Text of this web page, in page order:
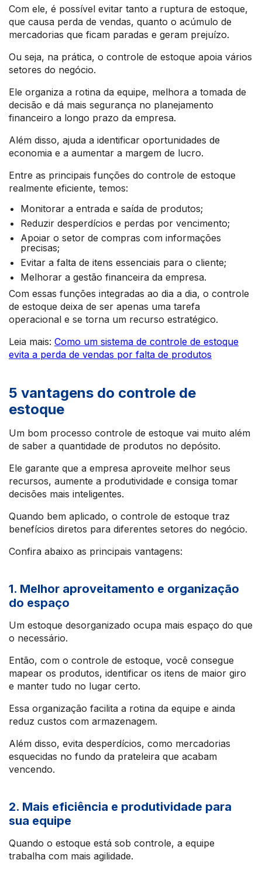
Com ele, é possível evitar tanto a ruptura de estoque,
que causa perda de vendas, quanto o acúmulo de
mercadorias que ficam paradas e geram prejuízo.
Ou seja, na prática, o controle de estoque apoia vários
setores do negócio.
Ele organiza a rotina da equipe, melhora a tomada de
decisão e dá mais segurança no planejamento
financeiro a longo prazo da empresa.
Além disso, ajuda a identificar oportunidades de
economia e a aumentar a margem de lucro.
Entre as principais funções do controle de estoque
realmente eficiente, temos:
Monitorar a entrada e saída de produtos;
Reduzir desperdícios e perdas por vencimento;
Apoiar o setor de compras com informações
precisas;
Evitar a falta de itens essenciais para o cliente;
Melhorar a gestão financeira da empresa.
Com essas funções integradas ao dia a dia, o controle
de estoque deixa de ser apenas uma tarefa
operacional e se torna um recurso estratégico.
Leia mais: Como um sistema de controle de estoque
evita a perda de vendas por falta de produtos
5 vantagens do controle de
estoque
Um bom processo controle de estoque vai muito além
de saber a quantidade de produtos no depósito.
Ele garante que a empresa aproveite melhor seus
recursos, aumente a produtividade e consiga tomar
decisões mais inteligentes.
Quando bem aplicado, o controle de estoque traz
benefícios diretos para diferentes setores do negócio.
Confira abaixo as principais vantagens:
1. Melhor aproveitamento e organização
do espaço
Um estoque desorganizado ocupa mais espaço do que
o necessário.
Então, com o controle de estoque, você consegue
mapear os produtos, identificar os itens de maior giro
e manter tudo no lugar certo.
Essa organização facilita a rotina da equipe e ainda
reduz custos com armazenagem.
Além disso, evita desperdícios, como mercadorias
esquecidas no fundo da prateleira que acabam
vencendo.
2. Mais eficiência e produtividade para
sua equipe
Quando o estoque está sob controle, a equipe
trabalha com mais agilidade.